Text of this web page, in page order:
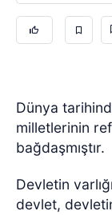
Dünya
milletlerinin
bağdaşmıştır.
Devletin
devlet,